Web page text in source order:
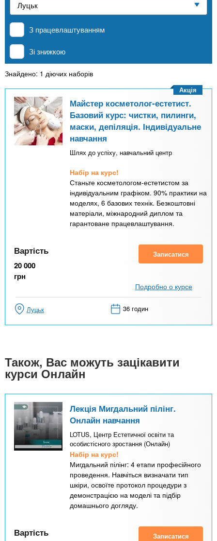
n
t
s
.
n
к
л
а
Приватні школи
Онлайн курси
За кордоном
З працевлаштуванням
Зі знижкою
Знайдено: 1 діючих наборів
Майстер косметолог-естетист.
Базовий курс: чистки, пилинги,
маски, депіляція. Індивідуальне
навчання
Шлях до успіху, навчальний центр
Набір на курс!
Станьте косметологом-естетистом за
індивідуальним графіком. 90% практики на
моделях, 6 базових технік. Безкоштовні
матеріали, міжнародний диплом та
гарантоване працевлаштування.
Акція
Вартість
20 000
грн
Записатися
Подробно о курсе
Луцьк 36 годин
Також, Вас можуть зацікавити
курси Онлайн
Лекція Мигдальний пілінг.
Онлайн навчання
LOTUS, Центр Естетичної освіти та
особистісного зростання (Онлайн)
Набір на курс!
Мигдальний пілінг: 4 етапи професійного
проведення. Навчіться визначати тип
шкіри, освоїте протокол процедури з
демонстрацією на моделі та підбір
домашнього догляду.
Вартість Записатися